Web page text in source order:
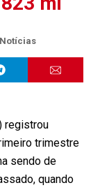
Notícias
registrou
trimestre
sendo de
quando